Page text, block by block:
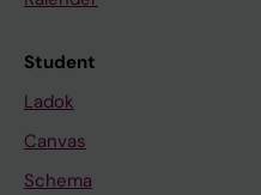
Student
Ladok
Canvas
Schema